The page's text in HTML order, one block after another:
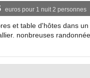
euros pour 1 nuit 2 personnes
et table d'hôtes dans
nonbreuses